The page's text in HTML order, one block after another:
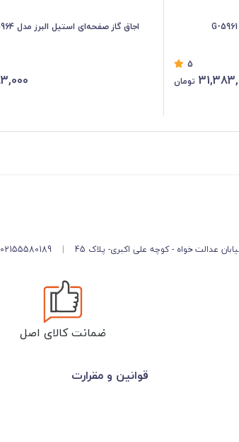
5
تومان
اجاق گاز صفحه‌ای استیل البرز مدل G-5964
عدالت خواه - کوچه علی اکبری- پلاک 45 |
02155580189
ضمانت کالای اصل
قوانین و مقرارت